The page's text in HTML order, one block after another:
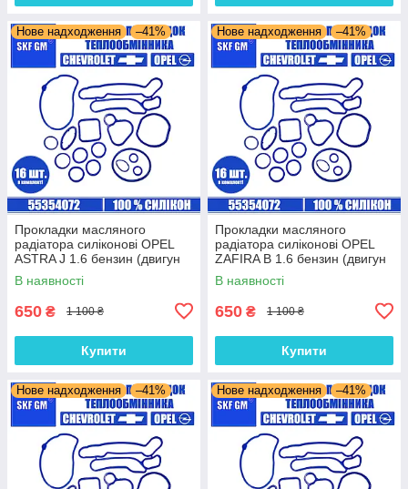
Нове надходження –41%
Прокладки масляного
радіатора силіконові OPEL
ASTRA J 1.6 бензин (двигун
A18XER) комплект 16 шт.
В наявності
650 ₴ 1 100 ₴
Купити
Нове надходження –41%
Прокладки масляного
радіатора силіконові OPEL
ZAFIRA B 1.6 бензин (двигун
Z16XER) комплект 16 шт.
В наявності
650 ₴ 1 100 ₴
Купити
Нове надходження –41% Нове надходження –41%